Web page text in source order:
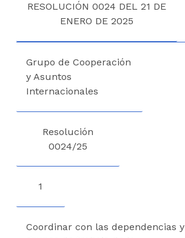
RESOLUCIÓN 0024 DEL 21 DE
ENERO DE 2025
Grupo de Cooperación
y Asuntos
Internacionales
Resolució​n
0024/25
1
Coordinar con las dependencias y